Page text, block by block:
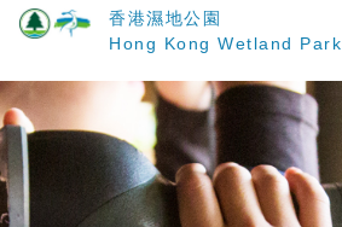
要
內
容
香港濕地公園
Hong Kong Wetland Park